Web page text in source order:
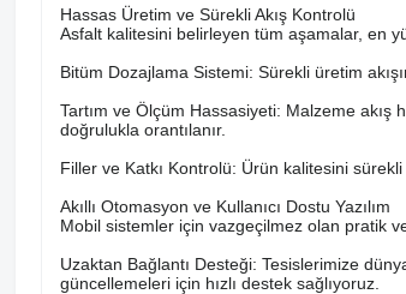
Hassas Üretim ve Sürekli Akış Kontrolü
Asfalt kalitesini belirleyen tüm aşamalar, en
Bitüm Dozajlama Sistemi: Sürekli üretim
Tartım ve Ölçüm Hassasiyeti: Malzeme akış
doğrulukla orantılanır.
Filler ve Katkı Kontrolü: Ürün kalitesini
Akıllı Otomasyon ve Kullanıcı Dostu Yazılım
Mobil sistemler için vazgeçilmez olan pratik
Uzaktan Bağlantı Desteği: Tesislerimize
güncellemeleri için hızlı destek sağlıyoruz.